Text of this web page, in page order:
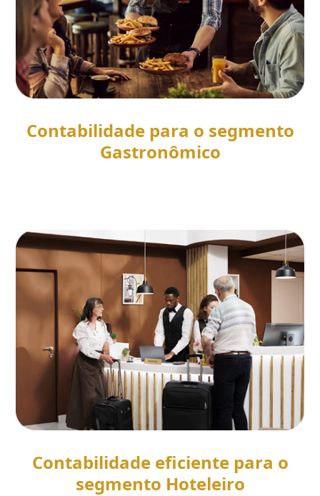
Contabilidade para o segmento
Gastronômico
Contabilidade eficiente para o
segmento Hoteleiro